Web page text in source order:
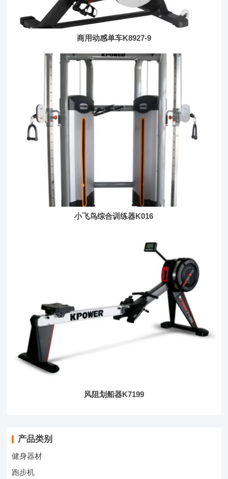
商用动感单车K8927-9
小飞鸟综合训练器K016
风阻划船器K7199
产品类别
健身器材
跑步机